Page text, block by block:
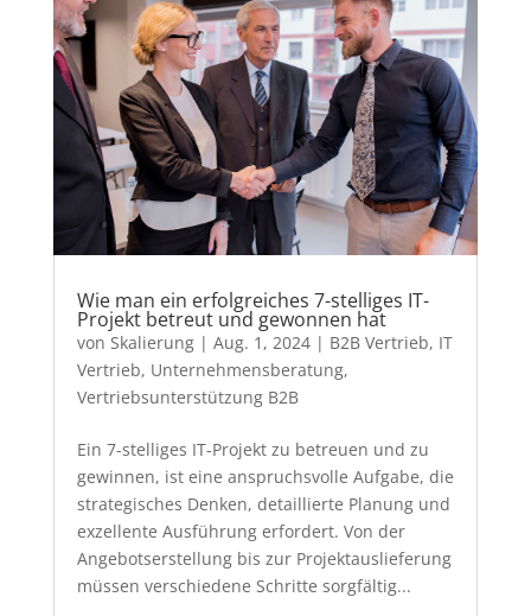
Wie man ein erfolgreiches 7-stelliges IT-
Projekt betreut und gewonnen hat
von Skalierung| Aug. 1, 2024| B2B Vertrieb, IT
Vertrieb, Unternehmensberatung,
Vertriebsunterstützung B2B
Ein 7-stelliges IT-Projekt zu betreuen und zu
gewinnen, ist eine anspruchsvolle Aufgabe, die
strategisches Denken, detaillierte Planung und
exzellente Ausführung erfordert. Von der
Angebotserstellung bis zur Projektauslieferung
müssen verschiedene Schritte sorgfältig...